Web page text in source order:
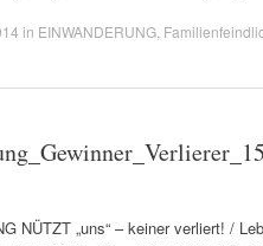
in EINWANDERUNG
NÜTZT „uns“ – keiner verliert! /